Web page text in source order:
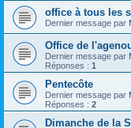
office à tous les
Dernier message par
Office de
Dernier message par
Réponses : 1
Pentecôte
Dernier message par
Réponses : 2
Dimanche de la